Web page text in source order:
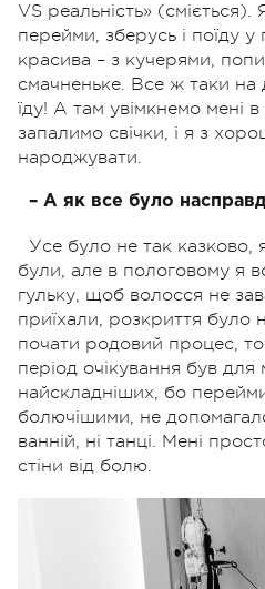
VS реальність»
перейми, зберусь і поїду у
красива – з кучерями,
смачненьке. Все ж таки
їду! А там увімкнемо мені в
запалимо свічки, і я з
народжувати.
– А як все було
Усе було не так казково,
були, але в пологовому я
гульку, щоб волосся не
приїхали, розкриття було
почати родовий процес,
період очікування був
найскладніших, бо
болючішими, не
ванній, ні танці. Мені
стіни від болю.